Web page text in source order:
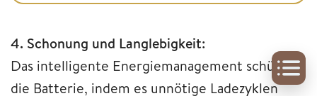
4. Schonung und Langlebigkeit:
Das intelligente Energiemanagement schützt
die Batterie, indem es unnötige Ladezyklen